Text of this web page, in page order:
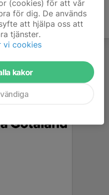
(cookies) för att vår
för dig. De används
att hjälpa oss att
tjänster.
vi cookies
kakor